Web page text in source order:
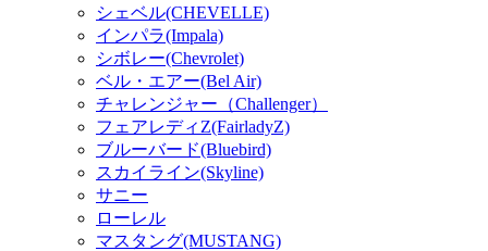
シェベル(CHEVELLE)
インパラ(Impala)
シボレー(Chevrolet)
ベル・エアー(Bel Air)
チャレンジャー（Challenger）
フェアレディZ(FairladyZ)
ブルーバード(Bluebird)
スカイライン(Skyline)
サニー
ローレル
マスタング(MUSTANG)